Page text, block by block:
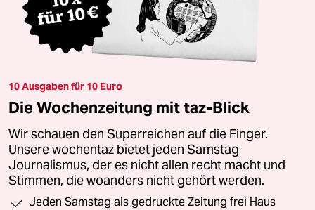
10 Ausgaben für 10 Euro
Die Wochenzeitung mit taz-Blick
Wir schauen den Superreichen auf die Finger.
Unsere wochentaz bietet jeden Samstag
Journalismus, der es nicht allen recht macht und
Stimmen, die woanders nicht gehört werden.
Jeden Samstag als gedruckte Zeitung frei Haus